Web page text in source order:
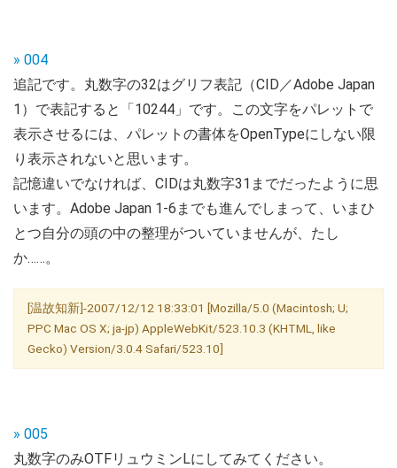
» 004
追記です。丸数字の32はグリフ表記（CID／Adobe Japan
1）で表記すると「10244」です。この文字をパレットで
表示させるには、パレットの書体をOpenTypeにしない限
り表示されないと思います。
記憶違いでなければ、CIDは丸数字31までだったように思
います。Adobe Japan 1-6までも進んでしまって、いまひ
とつ自分の頭の中の整理がついていませんが、たし
か……。
[温故知新]-2007/12/12 18:33:01 [Mozilla/5.0 (Macintosh; U;
PPC Mac OS X; ja-jp) AppleWebKit/523.10.3 (KHTML, like
Gecko) Version/3.0.4 Safari/523.10]
» 005
丸数字のみOTFリュウミンLにしてみてください。